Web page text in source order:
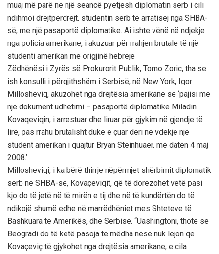
muaj më parë në një seancë pyetjesh diplomatin serb i cili
ndihmoi drejtpërdrejt, studentin serb të arratisej nga SHBA-
së, me një pasaportë diplomatike. Ai ishte vënë në ndjekje
nga policia amerikane, i akuzuar për rrahjen brutale të një
studenti amerikan me origjinë hebreje
Zëdhënësi i Zyrës së Prokurorit Publik, Tomo Zoric, tha se
ish konsulli i përgjithshëm i Serbisë, në New York, Igor
Millosheviq, akuzohet nga drejtësia amerikane se ‘pajisi me
një dokument udhëtimi – pasaportë diplomatike Miladin
Kovaqeviqin, i arrestuar dhe liruar për gjykim në gjendje të
lirë, pas rrahu brutalisht duke e çuar deri në vdekje një
student amerikan i quajtur Bryan Steinhuaer, më datën 4 maj
2008.’
Millosheviqi, i ka bërë thirrje nëpërmjet shërbimit diplomatik
serb në SHBA-së, Kovaçeviqit, që të dorëzohet vetë pasi
kjo do të jetë në të mirën e tij dhe në të kundërtën do të
ndikojë shumë edhe në marrëdhëniet mes Shteteve të
Bashkuara të Amerikës, dhe Serbisë. “Uashingtoni, thotë se
Beogradi do të ketë pasoja të mëdha nëse nuk lejon qe
Kovaçeviç të gjykohet nga drejtësia amerikane, e cila